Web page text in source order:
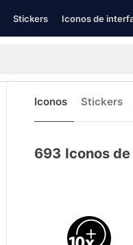
Stickers Iconos de
Iconos Stickers
693 Iconos